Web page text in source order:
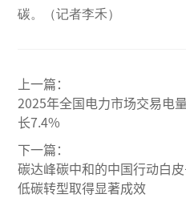
碳。（记者李禾）
上一篇：
2025年全国电力市场交易电
长7.4%
下一篇：
碳达峰碳中和的中国行动白
低碳转型取得显著成效